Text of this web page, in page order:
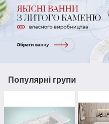
Популярні групи